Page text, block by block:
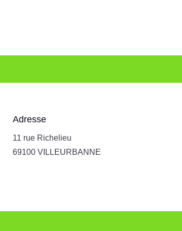
Adresse
11 rue Richelieu
69100 VILLEURBANNE